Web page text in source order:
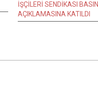
İŞÇİLERİ SENDİKASI BASIN
AÇIKLAMASINA KATILDI